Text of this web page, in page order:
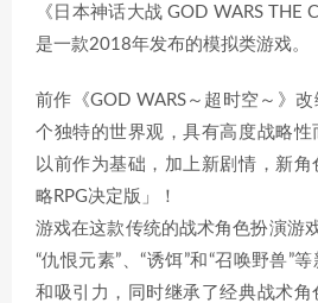
《日本神话大战 GOD WARS THE
是一款2018年发布的模拟类游戏。
前作《GOD WARS～超时空～》
个独特的世界观，具有高度战略
以前作为基础，加上新剧情，新
略RPG决定版」！
游戏在这款传统的战术角色扮演游
“仇恨元素”、“诱饵”和“召唤野兽”
和吸引力，同时继承了经典战术